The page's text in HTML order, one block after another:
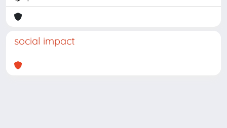
social impact